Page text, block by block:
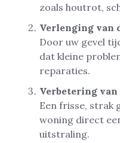
zoals houtrot,
Verlenging van
Door uw gevel
dat kleine
reparaties.
Verbetering
Een frisse, strak
woning direct
uitstraling.